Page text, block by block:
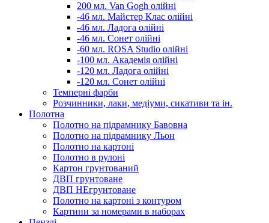
200 мл. Van Gogh олійні
-46 мл. Майстер Клас олійні
-46 мл. Ладога олійні
-46 мл. Сонет олійні
-60 мл. ROSA Studio олійні
-100 мл. Академія олійні
-120 мл. Ладога олійні
-120 мл. Сонет олійні
Темперні фарби
Розчинники, лаки, медіуми, сикативи та ін.
Полотна
Полотно на підрамнику Бавовна
Полотно на підрамнику Льон
Полотно на картоні
Полотно в рулоні
Картон грунтований
ДВП грунтоване
ДВП НЕгрунтоване
Полотно на картоні з контуром
Картини за номерами в наборах